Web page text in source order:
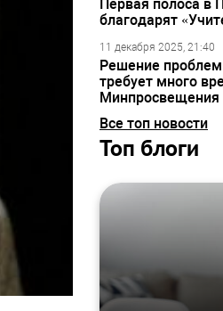
Первая полоса в
благодарят
11 декабря 2025, 21:40
Решение
требует много
Минпросвещения
Все топ новости
Топ блоги